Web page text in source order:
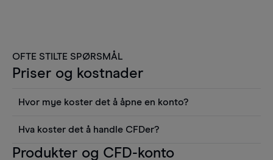
OFTE STILTE SPØRSMÅL
Priser og kostnader
Hvor mye koster det å åpne en konto?
markedet. Fra kontoen din kan du se
Hva koster det å handle CFDer?
Det er en rekke kostnader å tenke på når man
Produkter og CFD-konto